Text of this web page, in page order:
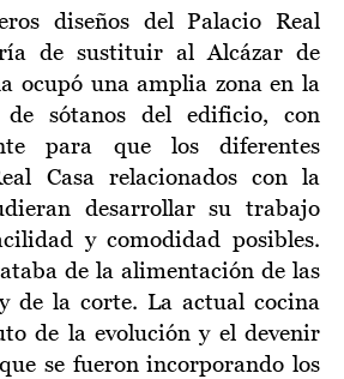
diseños del Palacio Real
de sustituir al Alcázar de
ocupó una amplia zona en la
sótanos del edificio, con
para que los diferentes
Casa relacionados con la
desarrollar su trabajo
y comodidad posibles.
de la alimentación de las
de la corte. La actual cocina
de la evolución y el devenir
se fueron incorporando los